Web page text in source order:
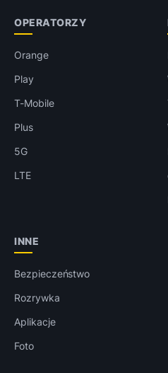
OPERATORZY
Orange
Play
T-Mobile
Plus
5G
LTE
INNE
Bezpieczeństwo
Rozrywka
Aplikacje
Foto